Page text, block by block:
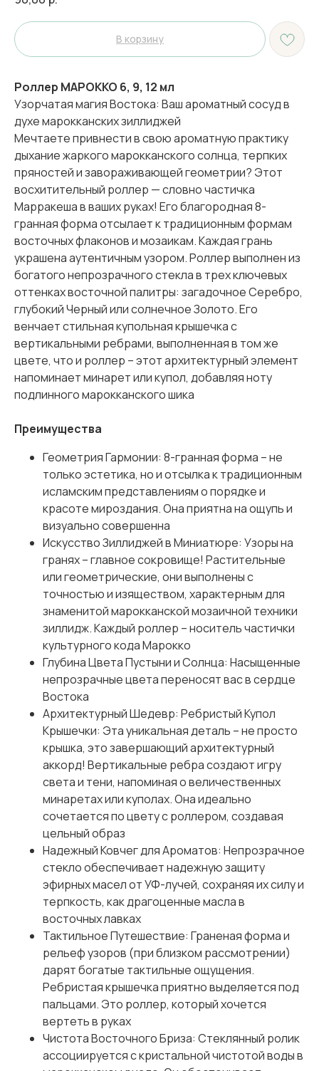
В корзину
Роллер МАРОККО 6, 9, 12 мл
Узорчатая магия Востока: Ваш ароматный сосуд в
духе марокканских зиллиджей
Мечтаете привнести в свою ароматную практику
дыхание жаркого марокканского солнца, терпких
пряностей и завораживающей геометрии? Этот
восхитительный роллер — словно частичка
Марракеша в ваших руках! Его благородная 8-
гранная форма отсылает к традиционным формам
восточных флаконов и мозаикам. Каждая грань
украшена аутентичным узором. Роллер выполнен из
богатого непрозрачного стекла в трех ключевых
оттенках восточной палитры: загадочное Серебро,
глубокий Черный или солнечное Золото. Его
венчает стильная купольная крышечка с
вертикальными ребрами, выполненная в том же
цвете, что и роллер – этот архитектурный элемент
напоминает минарет или купол, добавляя ноту
подлинного марокканского шика
Преимущества
Геометрия Гармонии: 8-гранная форма – не
только эстетика, но и отсылка к традиционным
исламским представлениям о порядке и
красоте мироздания. Она приятна на ощупь и
визуально совершенна
Искусство Зиллиджей в Миниатюре: Узоры на
гранях – главное сокровище! Растительные
или геометрические, они выполнены с
точностью и изяществом, характерным для
знаменитой марокканской мозаичной техники
зиллидж. Каждый роллер – носитель частички
культурного кода Марокко
Глубина Цвета Пустыни и Солнца: Насыщенные
непрозрачные цвета переносят вас в сердце
Востока
Архитектурный Шедевр: Ребристый Купол
Крышечки: Эта уникальная деталь – не просто
крышка, это завершающий архитектурный
аккорд! Вертикальные ребра создают игру
света и тени, напоминая о величественных
минаретах или куполах. Она идеально
сочетается по цвету с роллером, создавая
цельный образ
Надежный Ковчег для Ароматов: Непрозрачное
стекло обеспечивает надежную защиту
эфирных масел от УФ-лучей, сохраняя их силу и
терпкость, как драгоценные масла в
восточных лавках
Тактильное Путешествие: Граненая форма и
рельеф узоров (при близком рассмотрении)
дарят богатые тактильные ощущения.
Ребристая крышечка приятно выделяется под
пальцами. Это роллер, который хочется
вертеть в руках
Чистота Восточного Бриза: Стеклянный ролик
ассоциируется с кристальной чистотой воды в